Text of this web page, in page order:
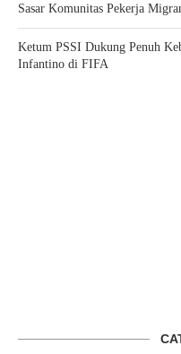
Sasar Komunitas Pekerja
Ketum PSSI Dukung Penuh
Infantino di FIFA